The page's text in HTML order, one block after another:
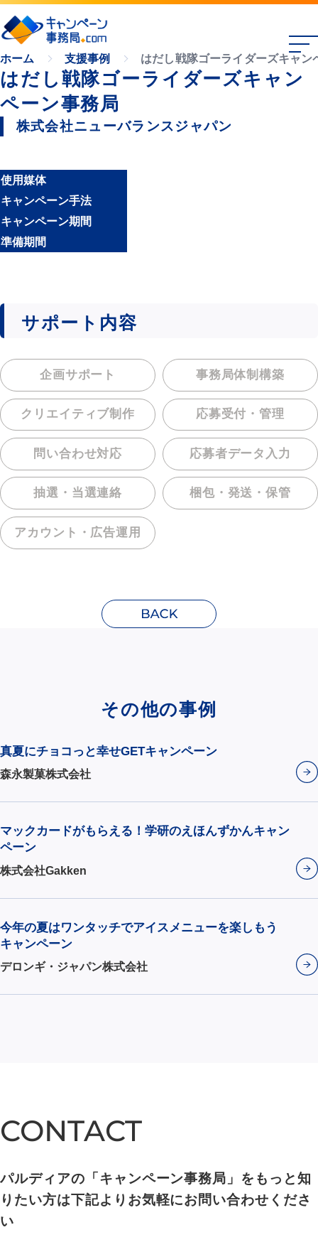
ホーム 支援事例 はだし戦隊ゴーライダーズキャン
はだし戦隊ゴーライダーズキャン
ペーン事務局
株式会社ニューバランスジャパン
使用媒体
キャンペーン手法
キャンペーン期間
準備期間
サポート内容
企画サポート 事務局体制構築
クリエイティブ制作 応募受付・管理
問い合わせ対応 応募者データ入力
抽選・当選連絡 梱包・発送・保管
アカウント・ 広告運用
その他の事例
真夏にチョコっと幸せGETキャンペーン
森永製菓株式会社
マックカードがもらえる！学研のえほんずかんキャン
ペーン
株式会社Gakken
今年の夏はワンタッチでアイスメニューを楽しもう
キャンペーン
デロンギ・ジャパン株式会社
CONTACT
CONTACT
パルディアの「キャンペーン事務局」をもっと知
りたい方は下記よりお気軽にお問い合わせくださ
い